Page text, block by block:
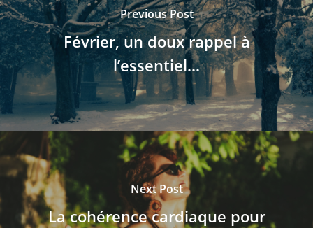
Previous Post
Février, un doux rappel à
l’essentiel…
Next Post
La cohérence cardiaque pour